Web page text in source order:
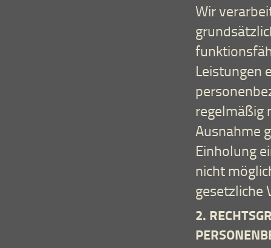
Wir
Leistungen
regelmäßig
Ausnahme
Einholung
nicht
gesetzliche
2.